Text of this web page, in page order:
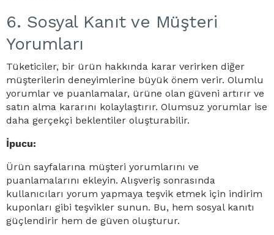
6. Sosyal Kanıt ve Müşteri
Yorumları
Tüketiciler, bir ürün hakkında karar verirken diğer
müşterilerin deneyimlerine büyük önem verir. Olumlu
yorumlar ve puanlamalar, ürüne olan güveni artırır ve
satın alma kararını kolaylaştırır. Olumsuz yorumlar ise
daha gerçekçi beklentiler oluşturabilir.
İpucu:
Ürün sayfalarına müşteri yorumlarını ve
puanlamalarını ekleyin. Alışveriş sonrasında
kullanıcıları yorum yapmaya teşvik etmek için indirim
kuponları gibi teşvikler sunun. Bu, hem sosyal kanıtı
güçlendirir hem de güven oluşturur.